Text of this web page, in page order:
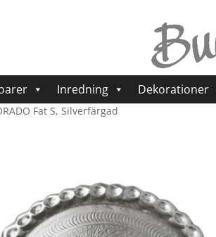
Inredning Dekorationer
Fat S, Silverfärgad